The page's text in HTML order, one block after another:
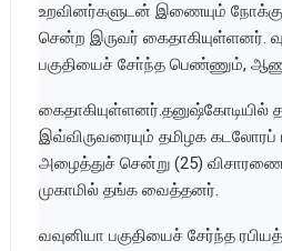
உறவினர்களுடன் இணையும்
சென்ற இருவர் கைதாகியுள்ளனர்.
பகுதியைச் சோ்ந்த பெண்ணும்,
இவ்விருவரையும் தமிழக கடலோரப்
அழைத்துச் சென்று (25)
முகாமில் தங்க வைத்தனர்.
வவுனியா பகுதியைச் சேர்ந்த